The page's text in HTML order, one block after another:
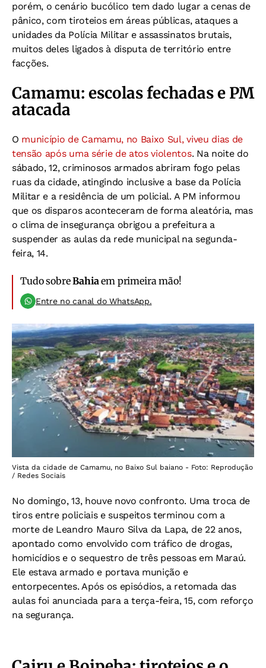
porém, o cenário bucólico tem dado lugar a cenas de
pânico, com tiroteios em áreas públicas, ataques a
unidades da Polícia Militar e assassinatos brutais,
muitos deles ligados à disputa de território entre
facções.
Camamu: escolas fechadas e PM
atacada
O município de Camamu, no Baixo Sul, viveu dias de
tensão após uma série de atos violentos. Na noite do
sábado, 12, criminosos armados abriram fogo pelas
ruas da cidade, atingindo inclusive a base da Polícia
Militar e a residência de um policial. A PM informou
que os disparos aconteceram de forma aleatória, mas
o clima de insegurança obrigou a prefeitura a
suspender as aulas da rede municipal na segunda-
feira, 14.
Tudo sobreBahiaem primeira mão!
Entre no canal do WhatsApp.
Vista da cidade de Camamu, no Baixo Sul baiano - Foto: Reprodução
/ Redes Sociais
No domingo, 13, houve novo confronto. Uma troca de
tiros entre policiais e suspeitos terminou com a
morte de Leandro Mauro Silva da Lapa, de 22 anos,
apontado como envolvido com tráfico de drogas,
homicídios e o sequestro de três pessoas em Maraú.
Ele estava armado e portava munição e
entorpecentes. Após os episódios, a retomada das
aulas foi anunciada para a terça-feira, 15, com reforço
na segurança.